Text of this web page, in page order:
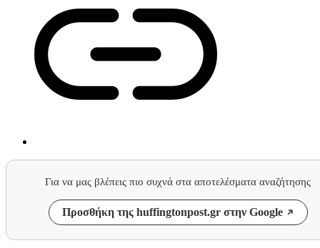
Για να μας βλέπεις πιο συχνά στα αποτελέσματα αναζήτησης
Προσθήκη της huffingtonpost.gr στην Google